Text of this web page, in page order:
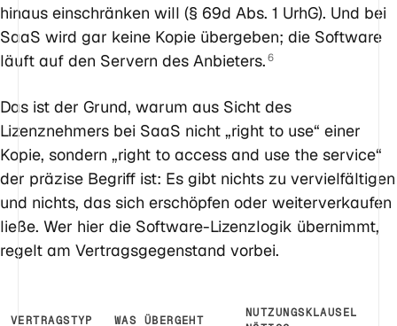
hinaus einschränken will (§ 69d Abs. 1 UrhG). Und bei
SaaS wird gar keine Kopie übergeben; die Software
läuft auf den Servern des Anbieters. 6
Das ist der Grund, warum aus Sicht des
Lizenznehmers bei SaaS nicht „right to use“ einer
Kopie, sondern „right to access and use the service“
der präzise Begriff ist: Es gibt nichts zu vervielfältigen
und nichts, das sich erschöpfen oder weiterverkaufen
ließe. Wer hier die Software-Lizenzlogik übernimmt,
regelt am Vertragsgegenstand vorbei.
VERTRAGSTYP WAS ÜBERGEHT
NUTZUNGSKLAUSEL